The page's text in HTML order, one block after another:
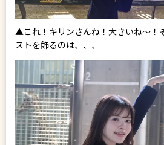
▲これ！キリンさんね！大きいね～！
ストを飾るのは、、、